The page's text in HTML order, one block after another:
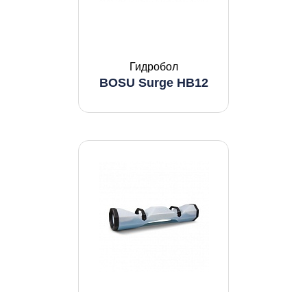
Гидробол
BOSU Surge HB12